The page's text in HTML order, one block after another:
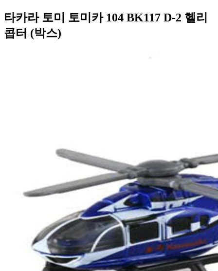
타카라 토미 토미카 104 BK117 D-2 헬리
콥터 (박스)